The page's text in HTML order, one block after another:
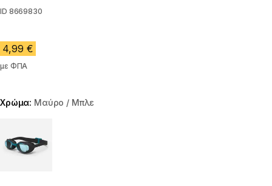
ID 8669830
4,99 €
με ΦΠΑ
Χρώμα: Μαύρο / Μπλε